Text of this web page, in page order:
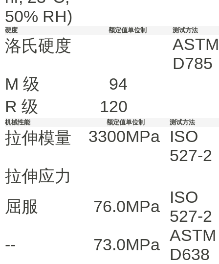
50% RH)
硬度 额定值单位制 测试方法
洛氏硬度
ASTM
D785
M 级
94
R 级
120
机械性能 额定值单位制 测试方法
拉伸模量 3300MPa
ISO
527-2
拉伸应力
屈服
76.0MPa
ISO
527-2
--
73.0MPa ASTM
D638